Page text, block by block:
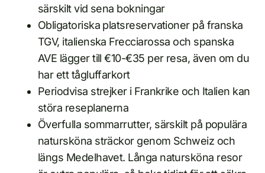
särskilt vid sena bokningar
Obligatoriska platsreservationer på franska
TGV, italienska Frecciarossa och spanska
AVE lägger till €10-€35 per resa, även om du
har ett tågluffarkort
Periodvisa strejker i Frankrike och Italien kan
störa reseplanerna
Överfulla sommarrutter, särskilt på populära
natursköna sträckor genom Schweiz och
längs Medelhavet. Långa natursköna resor